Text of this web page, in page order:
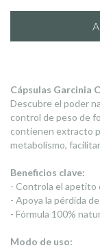
Cápsulas Garcinia
Descubre el poder
control de peso de
contienen extracto
metabolismo,
Beneficios clave:
- Controla el apetito
- Apoya la pérdida
- Fórmula 100%
Modo de uso: